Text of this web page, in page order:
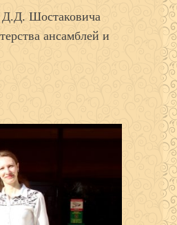
Д.Д. Шостаковича
ансамблей и